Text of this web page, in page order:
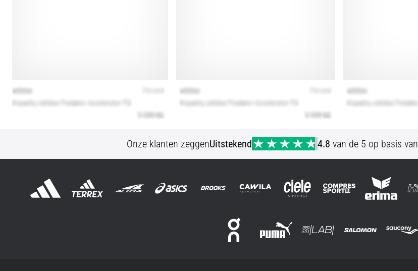
Onze klanten zeggenUitstekend 4.8 van de 5 op basis van